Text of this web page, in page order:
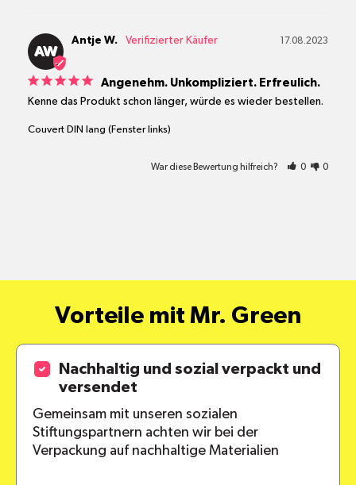
AW
17.08.2023
Antje W.
Angenehm. Unkompliziert. Erfreulich.
Kenne das Produkt schon länger, würde es wieder bestellen.
Couvert DIN lang (Fenster links)
War diese Bewertung hilfreich? 0 0
Vorteile mit Mr. Green
Nachhaltig und sozial verpackt und
versendet
Gemeinsam mit unseren sozialen
Stiftungspartnern achten wir bei der
Verpackung auf nachhaltige Materialien